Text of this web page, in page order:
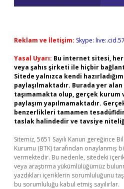
Reklam ve İletişim: Skype:
Yasal Uyarı: Bu internet sitesi,
veya şahıs şirketi ile hiçbir
Sitede yalnızca kendi
paylaşılmaktadır. Burada yer
taşımamakta olup, gerçek kurum
paylaşım yapılmamaktadır.
benzerlikleri tamamen
taslak halindedir ve tavsiye
Sitemiz, 5651 Sayılı Kanun gereğince
Kurumu (BTK) tarafından onaylanmış
vermektedir. Bu nedenle, sitedeki
veya araştırma yükümlülüğümüz
yazdıkları içeriklerin sorumluluğunu
bu sorumluluğu kabul etmiş sayılırlar.